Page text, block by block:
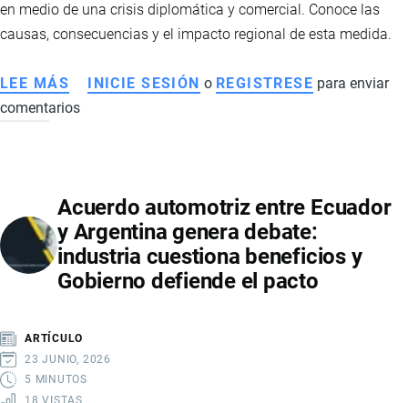
COOPERACIÓN
MINERALES
en medio de una crisis diplomática y comercial. Conoce las
causas, consecuencias y el impacto regional de esta medida.
LEE MÁS SOBRE
ECUADOR
LOS
ARANCELES
A
COLOMBIA:
Y
TENSIÓN
INICIE SESIÓN o REGISTRESE para enviar
comentarios
Acuerdo automotriz entre Ecuador
y Argentina genera debate:
industria cuestiona beneficios y
Gobierno defiende el pacto
ARTÍCULO
23 JUNIO, 2026
5 MINUTOS
18 VISTAS